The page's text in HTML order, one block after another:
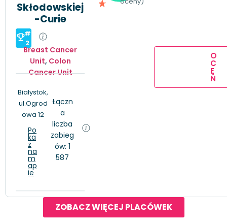
Skłodowskiej
-Curie
#
2
Breast Cancer
Unit, Colon
Cancer Unit
Białystok,
ul.Ogrod
owa 12
Po
ka
ż
na
m
ap
ie
Łączn
a
liczba
zabieg
ów: 1
587
O
C
E
Ń
ZOBACZ WIĘCEJ PLACÓWEK